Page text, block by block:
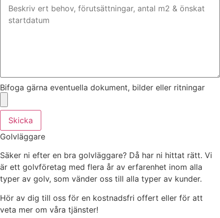
Bifoga gärna eventuella dokument, bilder eller ritningar
Skicka
Golvläggare
Säker ni efter en bra golvläggare? Då har ni hittat rätt. Vi
är ett golvföretag med flera år av erfarenhet inom alla
typer av golv, som vänder oss till alla typer av kunder.
Hör av dig till oss för en kostnadsfri offert eller för att
veta mer om våra tjänster!